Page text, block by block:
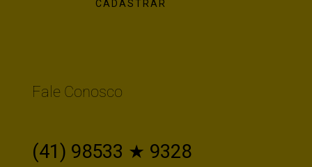
Fale Conosco
(41) 98533 ★ 9328